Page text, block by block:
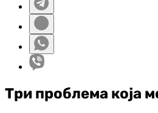
Три проблема која